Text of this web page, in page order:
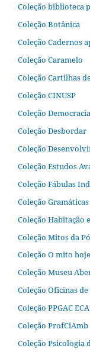
Coleção biblioteca
Coleção Botânica
Coleção Cadernos
Coleção Caramelo
Coleção Cartilhas
Coleção CINUSP
Coleção
Coleção Desbordar
Coleção
Coleção Estudos
Coleção Fábulas
Coleção
Coleção Habitação
Coleção Mitos da
Coleção O mito
Coleção Museu
Coleção Oficinas
Coleção PPGAC
Coleção
Coleção Psicologia